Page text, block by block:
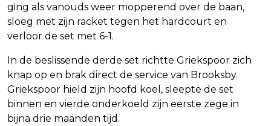
ging als vanouds weer mopperend over de baan,
sloeg met zijn racket tegen het hardcourt en
verloor de set met 6-1.
In de beslissende derde set richtte Griekspoor zich
knap op en brak direct de service van Brooksby.
Griekspoor hield zijn hoofd koel, sleepte de set
binnen en vierde onderkoeld zijn eerste zege in
bijna drie maanden tijd.